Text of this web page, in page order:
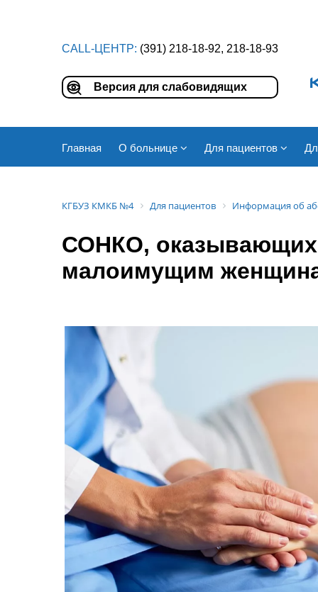
CALL-ЦЕНТР: (391) 218-18-92, 218-18-93
Версия для слабовидящих
Главная О больнице Для пациентов
КГБУЗ КМКБ №4 Для пациентов Информация об
СОНКО, оказывающих
малоимущим